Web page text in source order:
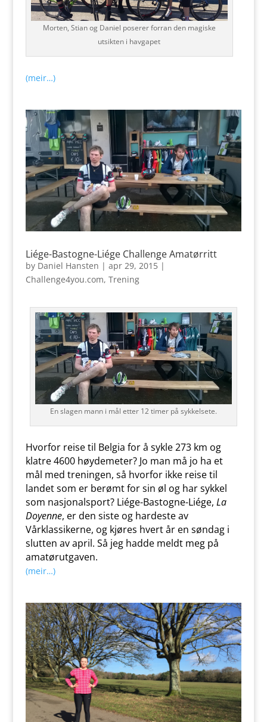
Morten, Stian og Daniel poserer forran den magiske
utsikten i havgapet
(meir…)
Liége-Bastogne-Liége Challenge Amatørritt
by Daniel Hansten | apr 29, 2015|
Challenge4you.com, Trening
En slagen mann i mål etter 12 timer på sykkelsete.
Hvorfor reise til Belgia for å sykle 273 km og
klatre 4600 høydemeter? Jo man må jo ha et
mål med treningen, så hvorfor ikke reise til
landet som er berømt for sin øl og har sykkel
som nasjonalsport? Liége-Bastogne-Liége, La
Doyenne, er den siste og hardeste av
Vårklassikerne, og kjøres hvert år en søndag i
slutten av april. Så jeg hadde meldt meg på
amatørutgaven.
(meir…)